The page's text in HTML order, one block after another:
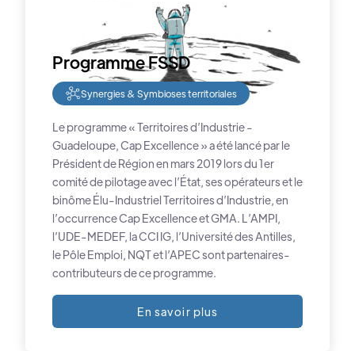
Programme FSSD
Synergies & Symbioses territoriales
Le programme « Territoires d’Industrie -
Guadeloupe, Cap Excellence » a été lancé par le
Président de Région en mars 2019 lors du 1er
comité de pilotage avec l’État, ses opérateurs et le
binôme Élu-Industriel Territoires d’Industrie, en
l’occurrence Cap Excellence et GMA. L’AMPI,
l’UDE-MEDEF, la CCI IG, l’Université des Antilles,
le Pôle Emploi, NQT et l’APEC sont partenaires-
contributeurs de ce programme.
En savoir plus